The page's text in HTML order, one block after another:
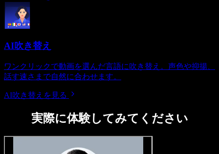
AI吹き替え
ワンクリックで動画を選んだ言語に吹き替え。声色や抑揚、
話す速さまで自然に合わせます。
AI吹き替えを見る
実際に体験してみてください